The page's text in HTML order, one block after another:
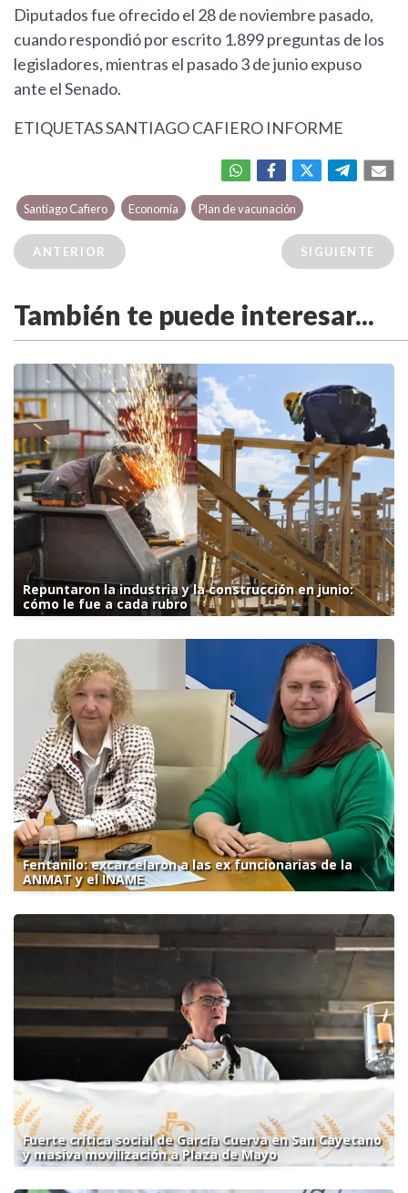
Diputados fue ofrecido el 28 de noviembre pasado,
cuando respondió por escrito 1.899 preguntas de los
legisladores, mientras el pasado 3 de junio expuso
ante el Senado.
ETIQUETAS SANTIAGO CAFIERO INFORME
Santiago Cafiero Economía Plan de vacunación
ANTERIOR SIGUIENTE
También te puede interesar...
Repuntaron la industria y la construcción en junio:
cómo le fue a cada rubro
Fentanilo: excarcelaron a las ex funcionarias de la
ANMAT y el INAME
Fuerte crítica social de García Cuerva en San Cayetano
y masiva movilización a Plaza de Mayo